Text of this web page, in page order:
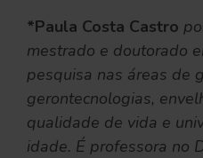
*Paula Costa Castro
mestrado e doutorado
pesquisa nas áreas de
gerontecnologias,
qualidade de vida e
idade. É professora no